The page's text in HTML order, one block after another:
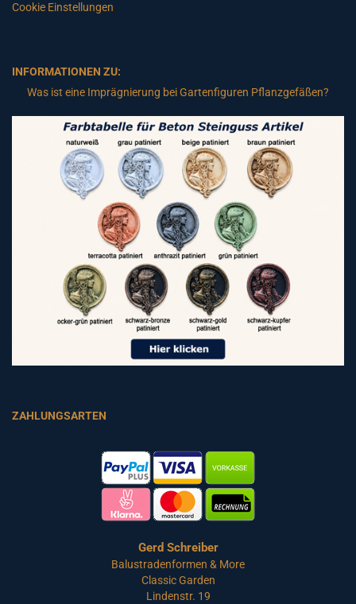
Cookie Einstellungen
INFORMATIONEN ZU:
Was ist eine Imprägnierung bei Gartenfiguren Pflanzgefäßen?
ZAHLUNGSARTEN
Gerd Schreiber
Balustradenformen & More
Classic Garden
Lindenstr. 19